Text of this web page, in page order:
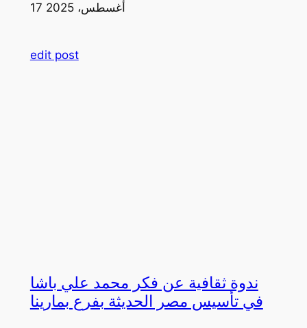
17 أغسطس، 2025
edit post
ندوة ثقافية عن فكر محمد علي باشا
في تأسيس مصر الحديثة بفرع بمارينا